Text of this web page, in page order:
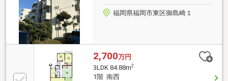
福岡県福岡市東区御島崎１
2,700万円
3LDK 84.88m2
1階 南西